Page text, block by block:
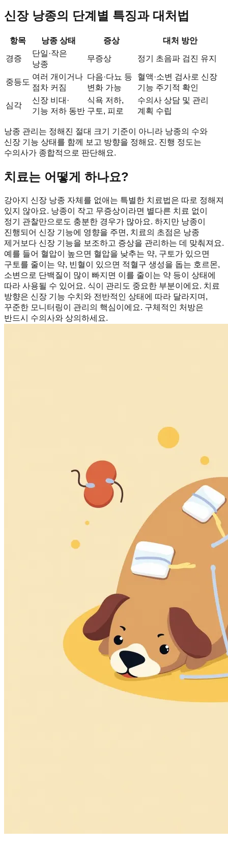
신장 낭종의 단계별 특징과 대처법
항목 낭종 상태 증상 대처 방안
경증
단일·작은
낭종
무증상 정기 초음파 검진 유지
중등도
여러 개이거나
점차 커짐
다음·다뇨 등
변화 가능
혈액·소변 검사로 신장
기능 주기적 확인
심각
신장 비대·
기능 저하 동반
식욕 저하,
구토, 피로
수의사 상담 및 관리
계획 수립
낭종 관리는 정해진 절대 크기 기준이 아니라 낭종의 수와
신장 기능 상태를 함께 보고 방향을 정해요. 진행 정도는
수의사가 종합적으로 판단해요.
치료는 어떻게 하나요?
강아지 신장 낭종 자체를 없애는 특별한 치료법은 따로 정해져
있지 않아요. 낭종이 작고 무증상이라면 별다른 치료 없이
정기 관찰만으로도 충분한 경우가 많아요. 하지만 낭종이
진행되어 신장 기능에 영향을 주면, 치료의 초점은 낭종
제거보다 신장 기능을 보조하고 증상을 관리하는 데 맞춰져요.
예를 들어 혈압이 높으면 혈압을 낮추는 약, 구토가 있으면
구토를 줄이는 약, 빈혈이 있으면 적혈구 생성을 돕는 호르몬,
소변으로 단백질이 많이 빠지면 이를 줄이는 약 등이 상태에
따라 사용될 수 있어요. 식이 관리도 중요한 부분이에요. 치료
방향은 신장 기능 수치와 전반적인 상태에 따라 달라지며,
꾸준한 모니터링이 관리의 핵심이에요. 구체적인 처방은
반드시 수의사와 상의하세요.